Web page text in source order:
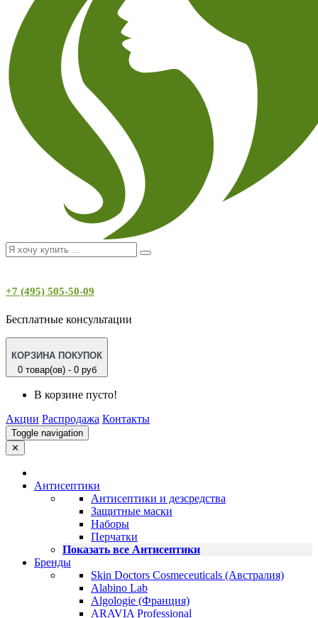
+7 (495) 505-50-09
Бесплатные консультации
КОРЗИНА ПОКУПОК
0 товар(ов) - 0 руб
В корзине пусто!
Акции Распродажа Контакты
Toggle navigation
✕
Антисептики
Антисептики и дезсредства
Защитные маски
Наборы
Перчатки
Показать все Антисептики
Бренды
Skin Doctors Cosmeceuticals (Австралия)
Alabino Lab
Algologie (Франция)
ARAVIA Professional